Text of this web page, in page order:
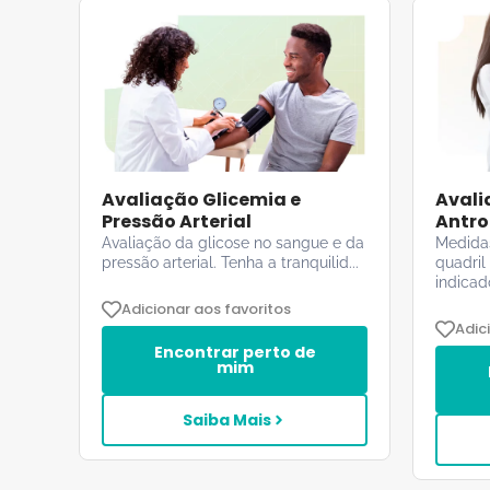
Avaliação Glicemia e
Pressão Arterial
Avaliação da glicose no sangue e da
pressão arterial. Tenha a tranquilid...
Adicionar aos favoritos
Encontrar perto de
mim
Saiba Mais
quadril